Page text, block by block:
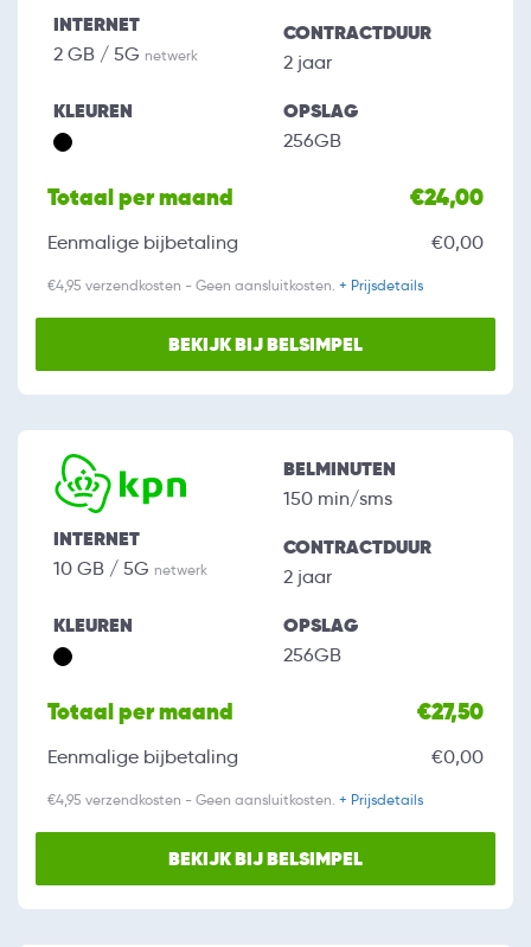
INTERNET
2 GB / 5G netwerk
CONTRACTDUUR
2 jaar
KLEUREN OPSLAG
256GB
Totaal per maand €24,00
Eenmalige bijbetaling €0,00
€4,95 verzendkosten - Geen aansluitkosten. + Prijsdetails
BEKIJK BIJ BELSIMPEL
INTERNET
10 GB / 5G netwerk
BELMINUTEN
150 min/sms
CONTRACTDUUR
2 jaar
KLEUREN OPSLAG
256GB
Totaal per maand €27,50
Eenmalige bijbetaling €0,00
€4,95 verzendkosten - Geen aansluitkosten. + Prijsdetails
BEKIJK BIJ BELSIMPEL